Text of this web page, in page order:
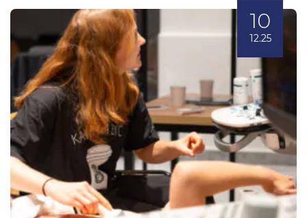
10
12.25